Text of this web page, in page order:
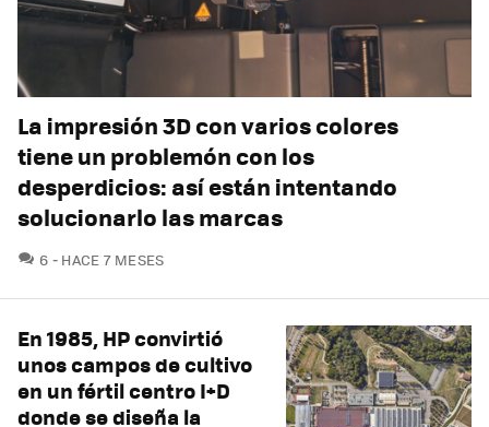
La impresión 3D con varios colores
tiene un problemón con los
desperdicios: así están intentando
solucionarlo las marcas
6 COMENTARIOS
HACE 7 MESES
En 1985, HP convirtió
unos campos de cultivo
en un fértil centro I+D
donde se diseña la